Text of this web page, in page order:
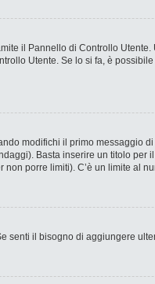
il Pannello di Controllo
Utente. Se lo si fa, è
modifichi il primo messaggio
Basta inserire un titolo
porre limiti). C’è un limite al
senti il bisogno di aggiungere